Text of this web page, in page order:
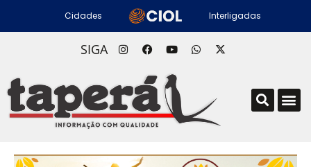
Cidades Interligadas
SIGA